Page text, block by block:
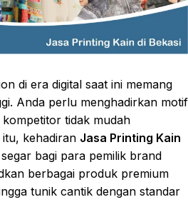
di era digital saat ini memang
Anda perlu menghadirkan motif
tidak mudah
kehadiran Jasa Printing Kain
bagi para pemilik brand
berbagai produk premium
tunik cantik dengan standar